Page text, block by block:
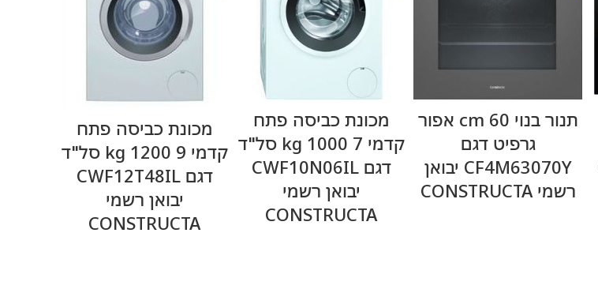
תנור בנוי 60 cm אפור
גרפיט דגם
CF4M63070Y יבואן
רשמי CONSTRUCTA
מכונת כביסה פתח
קדמי 7 kg 1000 סל"ד
דגם CWF10N06IL
יבואן רשמי
CONSTRUCTA
מכונת כביסה פתח
קדמי 9 kg 1200 סל"ד
דגם CWF12T48IL
יבואן רשמי
CONSTRUCTA